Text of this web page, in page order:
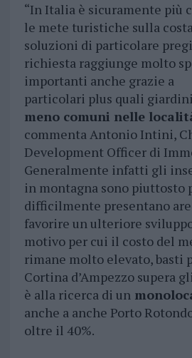
“In Italia è sicuramente più
le mete turistiche sulla
soluzioni di particolare
richiesta raggiunge molto
importanti anche grazie a
particolari plus quali
meno comuni nelle
commenta Antonio Intini,
Development Officer di
Generalmente infatti gli
in montagna sono piuttosto
difficilmente presentano
favorire un ulteriore
motivo per cui il costo del
rimane molto elevato, basti
Cortina d’Ampezzo supera
è alla ricerca di un
anche a anche Porto
oltre il 40%.